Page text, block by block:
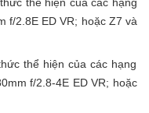
f/2.8E ED VR; hoặc Z7 và
thể hiện của các hạng
f/2.8-4E ED VR; hoặc